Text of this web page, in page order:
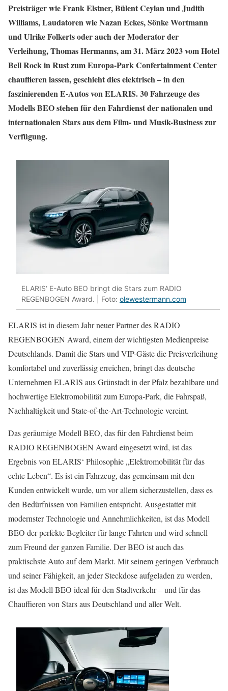
Preisträger wie Frank Elstner, Bülent Ceylan und Judith
Williams, Laudatoren wie Nazan Eckes, Sönke Wortmann
und Ulrike Folkerts oder auch der Moderator der
Verleihung, Thomas Hermanns, am 31. März 2023 vom Hotel
Bell Rock in Rust zum Europa-Park Confertainment Center
chauffieren lassen, geschieht dies elektrisch – in den
faszinierenden E-Autos von ELARIS. 30 Fahrzeuge des
Modells BEO stehen für den Fahrdienst der nationalen und
internationalen Stars aus dem Film- und Musik-Business zur
Verfügung.
ELARIS‘ E-Auto BEO bringt die Stars zum RADIO
REGENBOGEN Award. | Foto: olewestermann.com
ELARIS ist in diesem Jahr neuer Partner des RADIO
REGENBOGEN Award, einem der wichtigsten Medienpreise
Deutschlands. Damit die Stars und VIP-Gäste die Preisverleihung
komfortabel und zuverlässig erreichen, bringt das deutsche
Unternehmen ELARIS aus Grünstadt in der Pfalz bezahlbare und
hochwertige Elektromobilität zum Europa-Park, die Fahrspaß,
Nachhaltigkeit und State-of-the-Art-Technologie vereint.
Das geräumige Modell BEO, das für den Fahrdienst beim
RADIO REGENBOGEN Award eingesetzt wird, ist das
Ergebnis von ELARIS‘ Philosophie „Elektromobilität für das
echte Leben“. Es ist ein Fahrzeug, das gemeinsam mit den
Kunden entwickelt wurde, um vor allem sicherzustellen, dass es
den Bedürfnissen von Familien entspricht. Ausgestattet mit
modernster Technologie und Annehmlichkeiten, ist das Modell
BEO der perfekte Begleiter für lange Fahrten und wird schnell
zum Freund der ganzen Familie. Der BEO ist auch das
praktischste Auto auf dem Markt. Mit seinem geringen Verbrauch
und seiner Fähigkeit, an jeder Steckdose aufgeladen zu werden,
ist das Modell BEO ideal für den Stadtverkehr – und für das
Chauffieren von Stars aus Deutschland und aller Welt.